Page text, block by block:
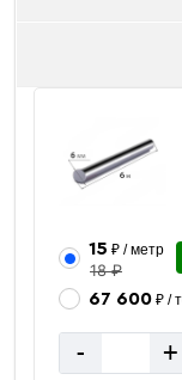
15 ₽ / метр
18 ₽
67 600₽ /
- +